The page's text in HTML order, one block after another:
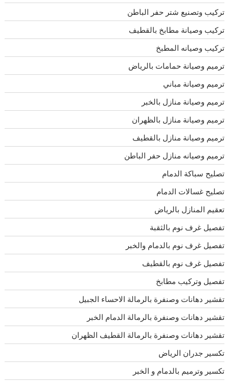
تركيب وتصنيع شتر حفر الباطن
تركيب وصيانة مطابخ بالقطيف
تركيب وصيانه المطبخ
ترميم وصيانة حمامات بالرياض
ترميم وصيانة مباني
ترميم وصيانة منازل بالخبر
ترميم وصيانة منازل بالظهران
ترميم وصيانة منازل بالقطيف
ترميم وصيانه منازل حفر الباطن
تصليح سباكة الدمام
تصليح غسالات الدمام
تعقيم المنازل بالرياض
تفصيل غرف نوم بالثقبة
تفصيل غرف نوم بالدمام والخبر
تفصيل غرف نوم بالقطيف
تفصيل وتركيب مطابخ
تقشير دهانات وصنفرة بالرمالة الاحساء الجبيل
تقشير دهانات وصنفرة بالرمالة الدمام الخبر
تقشير دهانات وصنفرة بالرمالة القطيف الظهران
تكسير جدران الرياض
تكسير وترميم بالدمام و الخبر